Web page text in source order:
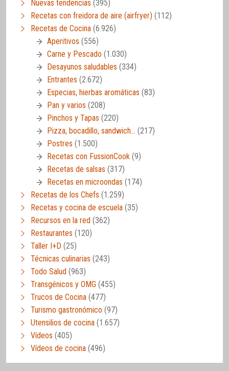
Nuevas tendencias (395)
Recetas con freidora de aire (airfryer) (112)
Recetas de Cocina (6.926)
Aperitivos (556)
Carne y Pescado (1.030)
Desayunos saludables (334)
Entrantes (2.672)
Especias, hierbas aromáticas (83)
Pan y varios (208)
Pinchos y Tapas (220)
Pizza, bocadillo, sandwich… (217)
Postres (1.500)
Recetas con FussionCook (9)
Recetas de salsas (317)
Recetas en microondas (174)
Recetas de los Chefs (1.259)
Recetas y cocina de escuela (35)
Recursos en la red (362)
Restaurantes (120)
Taller I+D (25)
Técnicas culinarias (243)
Todo Salud (963)
Transgénicos y OMG (455)
Trucos de Cocina (477)
Turismo gastronómico (97)
Utensilios de cocina (1.657)
Vídeos (405)
Vídeos de cocina (496)